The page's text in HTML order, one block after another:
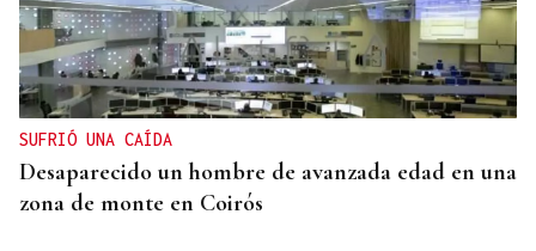
SUFRIÓ UNA CAÍDA
Desaparecido un hombre de avanzada edad en una
zona de monte en Coirós